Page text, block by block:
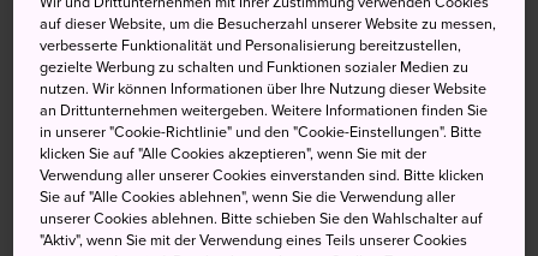
Sie sich von ihrer Müdigkeit. Die Onsen von Noboribetsu
sind nicht nur für ihre Heilkraft, sondern auch für ihre
Vielfalt bekannt. Quellwasser aus dem Jigokudani
Höllental)
ergießt sich in natürliche Badebecken mit
neun verschiedenen Wasserarten.
auf dieser Website, um die Besucherzahl unserer Website zu messen,
verbesserte Funktionalität und Personalisierung bereitzustellen,
gezielte Werbung zu schalten und Funktionen sozialer Medien zu
nutzen. Wir können Informationen über Ihre Nutzung dieser Website
an Drittunternehmen weitergeben. Weitere Informationen finden Sie
in unserer "Cookie-Richtlinie" und den "Cookie-Einstellungen". Bitte
klicken Sie auf "Alle Cookies akzeptieren", wenn Sie mit der
Verwendung aller unserer Cookies einverstanden sind. Bitte klicken
Sie auf "Alle Cookies ablehnen", wenn Sie die Verwendung aller
unserer Cookies ablehnen. Bitte schieben Sie den Wahlschalter auf
"Aktiv", wenn Sie mit der Verwendung eines Teils unserer Cookies